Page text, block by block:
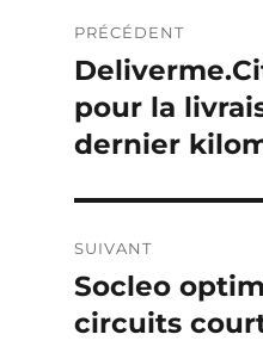
de
l’article
PRÉCÉDENT
Publication
précédente :
pour la
dernier
SUIVANT
Publication
suivante :
Socleo
circuits